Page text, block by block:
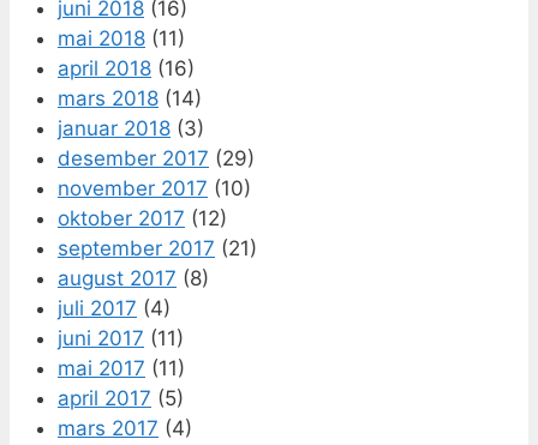
juni 2018 (16)
mai 2018 (11)
april 2018 (16)
mars 2018 (14)
januar 2018 (3)
desember 2017 (29)
november 2017 (10)
oktober 2017 (12)
september 2017 (21)
august 2017 (8)
juli 2017 (4)
juni 2017 (11)
mai 2017 (11)
april 2017 (5)
mars 2017 (4)